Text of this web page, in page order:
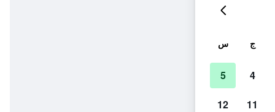
ج س
4
5
11
12